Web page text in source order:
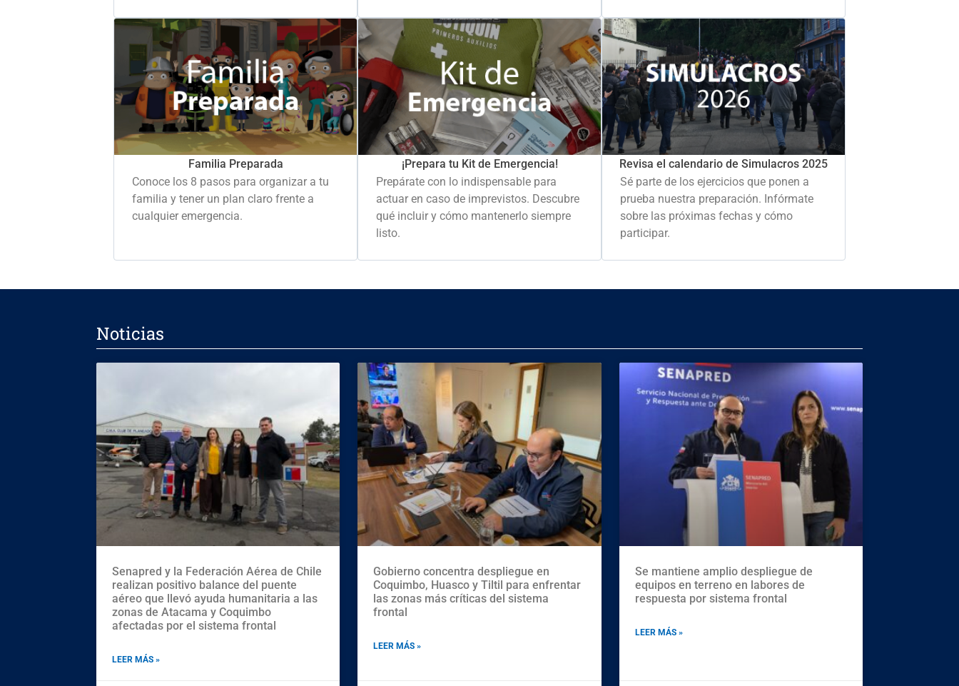
Familia Preparada
Conoce los 8 pasos para organizar a tu
familia y tener un plan claro frente a
cualquier emergencia.
¡Prepara tu Kit de Emergencia!
Prepárate con lo indispensable para
actuar en caso de imprevistos. Descubre
qué incluir y cómo mantenerlo siempre
listo.
Revisa el calendario de Simulacros 2025
Sé parte de los ejercicios que ponen a
prueba nuestra preparación. Infórmate
sobre las próximas fechas y cómo
participar.
Noticias
Senapred y la Federación Aérea de Chile
realizan positivo balance del puente
aéreo que llevó ayuda humanitaria a las
zonas de Atacama y Coquimbo
afectadas por el sistema frontal
LEER MÁS »
Gobierno concentra despliegue en
Coquimbo, Huasco y Tiltil para enfrentar
las zonas más críticas del sistema
frontal
LEER MÁS »
Se mantiene amplio despliegue de
equipos en terreno en labores de
respuesta por sistema frontal
LEER MÁS »